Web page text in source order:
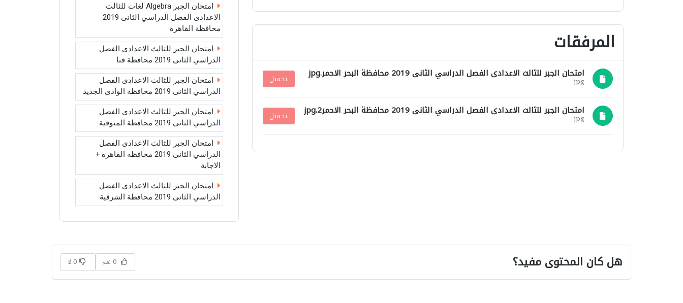
المرفقات
امتحان الجبر للثالث الاعدادى الفصل الدراسي الثانى 2019 محافظة البحر الاحمر.jpg
jpg تحميل
امتحان الجبر للثالث الاعدادى الفصل الدراسي الثانى 2019 محافظة البحر الاحمر2.jpg
jpg تحميل
امتحان الجبر Algebra لغات للثالث
الاعدادى الفصل الدراسي الثانى 2019
محافظة القاهرة
امتحان الجبر للثالث الاعدادى الفصل
الدراسي الثانى 2019 محافظة قنا
امتحان الجبر للثالث الاعدادى الفصل
الدراسي الثانى 2019 محافظة الوادى الجديد
امتحان الجبر للثالث الاعدادى الفصل
الدراسي الثانى 2019 محافظة المنوفية
امتحان الجبر للثالث الاعدادى الفصل
الدراسي الثانى 2019 محافظة القاهرة +
الاجابة
امتحان الجبر للثالث الاعدادى الفصل
الدراسي الثانى 2019 محافظة الشرقية
هل كان المحتوى مفيد؟ 0 نعم 0 لا